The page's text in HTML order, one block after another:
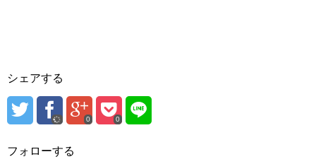
シェアする
0 0
フォローする